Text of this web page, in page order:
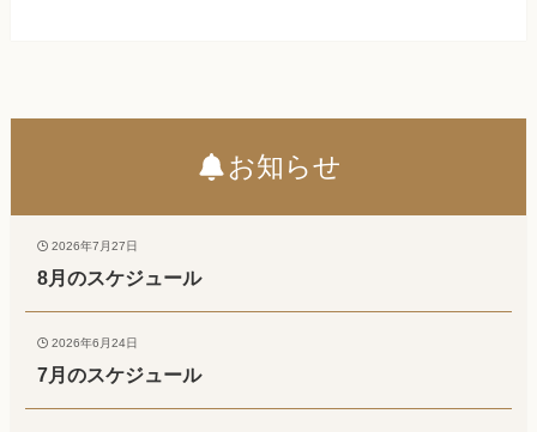
お知らせ
2026年7月27日
8月のスケジュール
2026年6月24日
7月のスケジュール